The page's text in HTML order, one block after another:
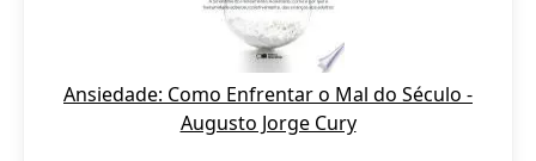
Ansiedade: Como Enfrentar o Mal do Século -
Augusto Jorge Cury